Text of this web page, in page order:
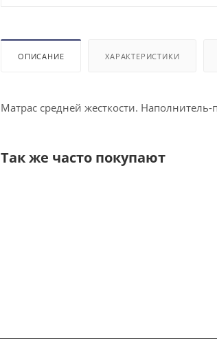
ОПИСАНИЕ ХАРАКТЕРИСТИКИ
Матрас средней жесткости.
Так же часто покупают